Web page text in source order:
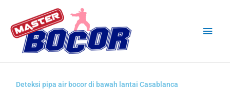
content
Deteksi pipa air bocor di bawah lantai Casablanca